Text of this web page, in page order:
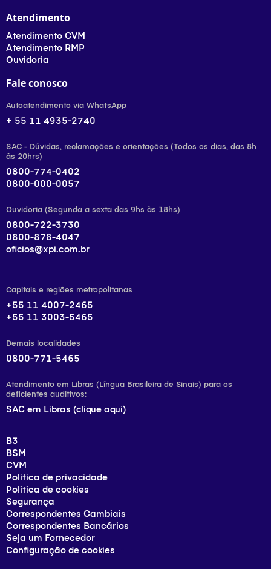
Atendimento
Atendimento CVM
Atendimento RMP
Ouvidoria
Fale conosco
Autoatendimento via WhatsApp
+ 55 11 4935-2740
SAC - Dúvidas, reclamações e orientações (Todos os dias, das 8h
às 20hrs)
0800-774-0402
0800-000-0057
Ouvidoria (Segunda a sexta das 9hs às 18hs)
0800-722-3730
0800-878-4047
oficios@xpi.com.br
Capitais e regiões metropolitanas
+55 11 4007-2465
+55 11 3003-5465
Demais localidades
0800-771-5465
Atendimento em Libras (Língua Brasileira de Sinais) para os
deficientes auditivos:
SAC em Libras (clique aqui)
B3
BSM
CVM
Politica de privacidade
Politica de cookies
Segurança
Correspondentes Cambiais
Correspondentes Bancários
Seja um Fornecedor
Configuração de cookies